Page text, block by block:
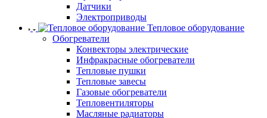
Датчики
Электроприводы
Тепловое оборудование
Обогреватели
Конвекторы электрические
Инфракрасные обогреватели
Тепловые пушки
Тепловые завесы
Газовые обогреватели
Тепловентиляторы
Масляные радиаторы